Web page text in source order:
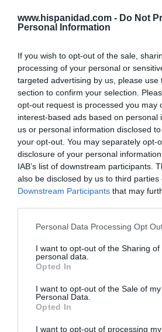
www.hispanidad.com - Do Not
Personal Information
If you wish to opt-out of the sale,
processing of your personal or
targeted advertising by us, please use
section to confirm your selection.
opt-out request is processed you may
interest-based ads based on personal
us or personal information disclosed
your opt-out. You may separately opt-
disclosure of your personal
IAB’s list of downstream participants.
also be disclosed by us to third parties
Downstream Participants that may
Personal Data Processing Opt
I want to opt-out of the Sharing of
personal data.
Opted In
I want to opt-out of the Sale of my
Personal Data.
Opted In
I want to opt-out of processing my
Nokia, Ericsson... Huawei:
son las patentes
Eulogio López
Isabel Pantoja
con Hacienda
euros... suma y
Eulogio López
El IBEX 35 cerró
miércoles en los